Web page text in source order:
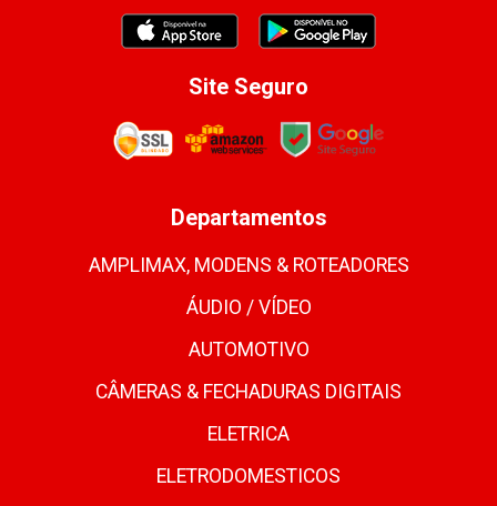
Site Seguro
Departamentos
AMPLIMAX, MODENS & ROTEADORES
ÁUDIO / VÍDEO
AUTOMOTIVO
CÂMERAS & FECHADURAS DIGITAIS
ELETRICA
ELETRODOMESTICOS